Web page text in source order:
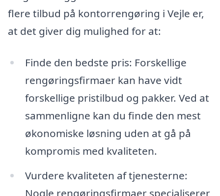
flere tilbud på kontorrengøring i Vejle er,
at det giver dig mulighed for at:
Finde den bedste pris: Forskellige
rengøringsfirmaer kan have vidt
forskellige pristilbud og pakker. Ved at
sammenligne kan du finde den mest
økonomiske løsning uden at gå på
kompromis med kvaliteten.
Vurdere kvaliteten af tjenesterne:
Nogle rengøringsfirmaer specialiserer